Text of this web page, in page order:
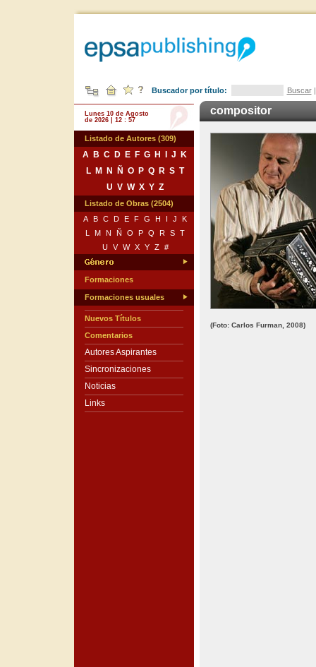
Buscador por título: Buscar
Lunes 10 de Agosto
de 2026 | 12 : 57
Listado de Autores (309)
A B C D E F G H J
K
L
M N Ñ O P Q R S T
U V W X Y Z
Listado de Obras (2504)
A
B C D E F G H I J
K
L
M N Ñ O P Q R S T
U
V W X Y Z #
Formaciones
Formaciones usuales
Nuevos Títulos
Comentarios
Autores Aspirantes
Sincronizaciones
Noticias
Links
compositor
(Foto: Carlos Furman, 2008)